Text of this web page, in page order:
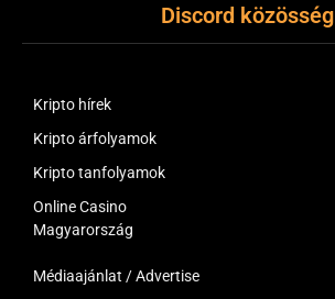
Discord közösség
Kripto hírek
Kripto árfolyamok
Kripto tanfolyamok
Online Casino
Magyarország
Médiaajánlat / Advertise